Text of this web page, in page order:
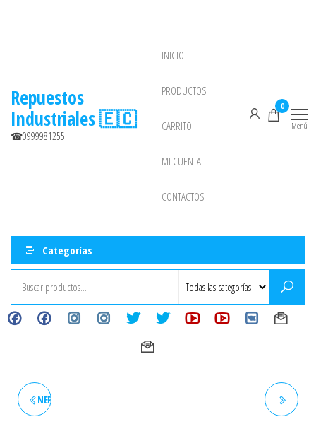
Repuestos
Industriales 🇪🇨
☎0999981255
INICIO
PRODUCTOS
CARRITO
MI CUENTA
CONTACTOS
0
Menú
Categorías
NEPLO 2" X 6" SCH. CÉDULA 40